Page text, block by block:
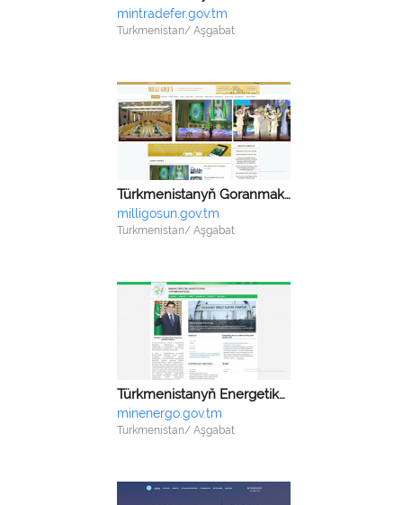
mintradefer.gov.tm
Turkmenistan/ Aşgabat
Türkmenistanyň Goranmak ministrliginiň “Milli goşun” žurnalynyň redaksiýasy
milligosun.gov.tm
Turkmenistan/ Aşgabat
Türkmenistanyň Energetika ministrligi
minenergo.gov.tm
Turkmenistan/ Aşgabat